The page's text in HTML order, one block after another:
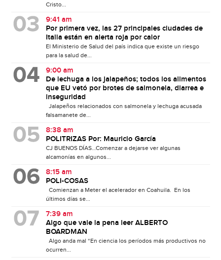
Cristo...
9:41 am
Por primera vez, las 27 principales ciudades de
Italia están en alerta roja por calor
El Ministerio de Salud del país indica que existe un riesgo
para la salud de...
9:00 am
De lechuga a los jalapeños; todos los alimentos
que EU vetó por brotes de salmonela, diarrea e
inseguridad
Jalapeños relacionados con salmonela y lechuga acusada
falsamanete de...
8:38 am
POLITRIZAS Por: Mauricio García
CJ BUENOS DÍAS…Comenzar a dejarse ver algunas
alcamonías en algunos...
8:15 am
POLI-COSAS
Comienzan a Meter el acelerador en Coahuila. En los
últimos días se...
7:39 am
Algo que vale la pena leer ALBERTO
BOARDMAN
Algo anda mal “En ciencia los períodos más productivos no
ocurren...